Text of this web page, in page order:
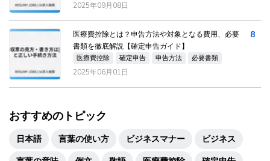
2025年09月08日
医療費控除とは？申告方法や対象となる費用、必要
書類を徹底解説【確定申告ガイド】
医療費控除 確定申告 申告方法 必要書類
2025年06月01日
8
おすすめのトピック
日本語 言葉の使い方 ビジネスマナー
ビジネス